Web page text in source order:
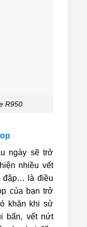
R950
ngày sẽ trở
nhiều vết
đập… là điều
của bạn trở
khăn khi sử
bẩn, vết nứt